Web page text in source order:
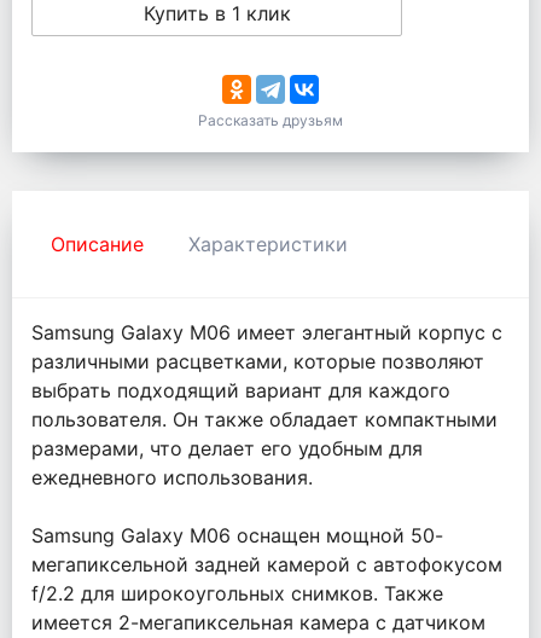
Купить в 1 клик
Рассказать друзьям
Описание Характеристики
Samsung Galaxy M06 имеет элегантный корпус с
различными расцветками, которые позволяют
выбрать подходящий вариант для каждого
пользователя. Он также обладает компактными
размерами, что делает его удобным для
ежедневного использования.
Samsung Galaxy M06 оснащен мощной 50-
мегапиксельной задней камерой с автофокусом
f/2.2 для широкоугольных снимков. Также
имеется 2-мегапиксельная камера с датчиком